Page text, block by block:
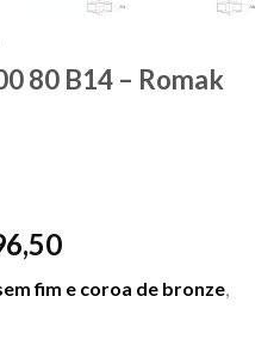
80 B14 – Romak
O
atual
fim e coroa de bronze,